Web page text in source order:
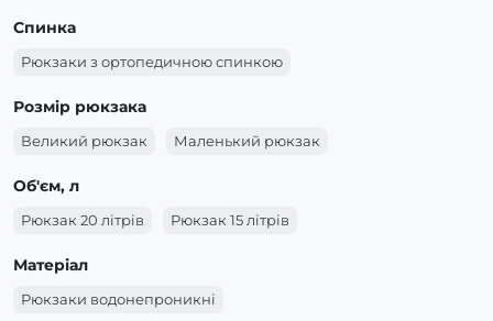
Спинка
Рюкзаки з ортопедичною спинкою
Розмір рюкзака
Великий рюкзак Маленький рюкзак
Об'єм, л
Рюкзак 20 літрів Рюкзак 15 літрів
Матеріал
Рюкзаки водонепроникні